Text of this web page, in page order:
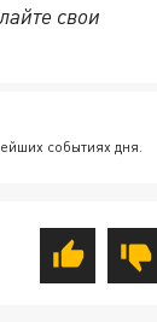
свои
событиях дня.